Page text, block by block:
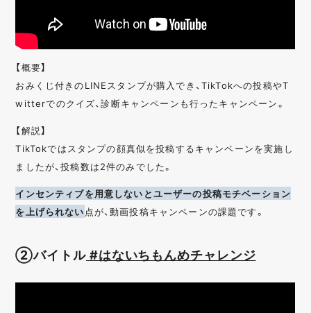
【概要】
おみくじ付きのLINEスタンプが購入でき、TikTokへの投稿やT
witterでのクイズ、診断キャンペーンも行ったキャンペーン。
【解説】
TikTokではスタンプの顔真似を投稿するキャンペーンを実施し
ましたが、投稿数は2件のみでした。
インセンティブを用意しないとユーザーの投稿モチベーション
を上げられない点が、動画投稿キャンペーンの課題です。
②バイトル#はないちもんめチャレンジ